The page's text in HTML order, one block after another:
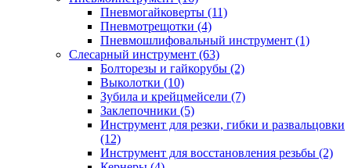
Пневмогайковерты (11)
Пневмотрещотки (4)
Пневмошлифовальный инструмент (1)
Слесарный инструмент (63)
Болторезы и гайкорубы (2)
Выколотки (10)
Зубила и крейцмейсели (7)
Заклепочники (5)
Инструмент для резки, гибки и развальцовки
(12)
Инструмент для восстановления резьбы (2)